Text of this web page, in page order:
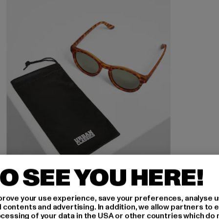
URBAN CLASSICS
Sunglasses Sunrise UC
SEE YOU HERE!
your use experience, save your preferences, analyse
and advertising. In addition, we allow partners to
of your data in the USA or other countries which do